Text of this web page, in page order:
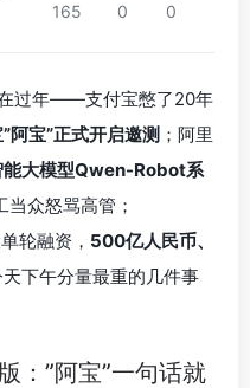
165 0 0
过年——支付宝憋了20年
阿宝”正式开启邀测 ；阿里
能大模型Qwen-Robot系
当众怒骂高管；
轮融资， 500亿人民币、
下午分量最重的几件事
：”阿宝”一句话就